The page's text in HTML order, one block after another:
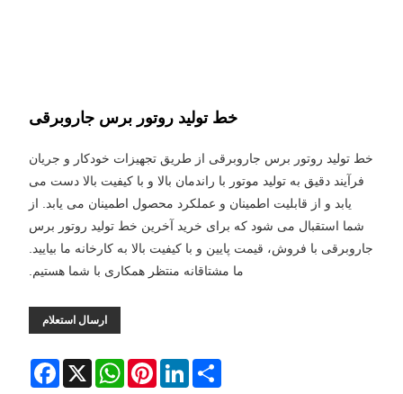
خط تولید روتور برس جاروبرقی
خط تولید روتور برس جاروبرقی از طریق تجهیزات خودکار و جریان
فرآیند دقیق به تولید موتور با راندمان بالا و با کیفیت بالا دست می
یابد و از قابلیت اطمینان و عملکرد محصول اطمینان می یابد. از
شما استقبال می شود که برای خرید آخرین خط تولید روتور برس
جاروبرقی با فروش، قیمت پایین و با کیفیت بالا به کارخانه ما بیایید.
ما مشتاقانه منتظر همکاری با شما هستیم.
ارسال استعلام
Facebook X
WhatsAppPinterestLinkedInShare